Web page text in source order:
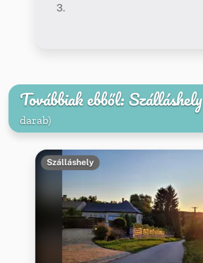
3.
Továbbiak ebből: Szálláshely
darab)
Szálláshely